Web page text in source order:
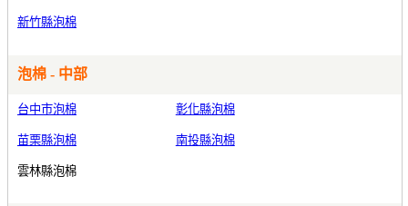
新竹縣泡棉
泡棉 - 中部
台中市泡棉 彰化縣泡棉
苗栗縣泡棉 南投縣泡棉
雲林縣泡棉